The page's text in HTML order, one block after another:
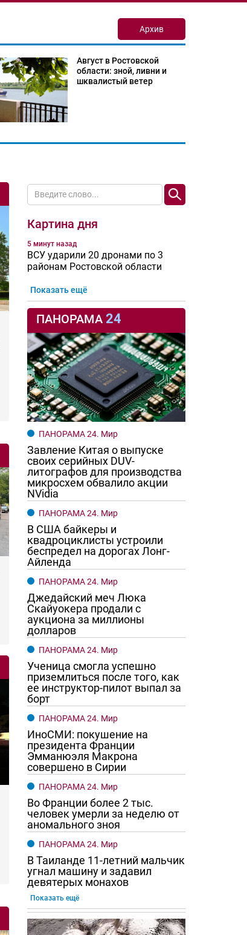
Архив
Август в Ростовской
области: зной, ливни и
шквалистый ветер
Картина дня
5 минут назад
ВСУ ударили 20 дронами по 3
районам Ростовской области
Показать ещё
ПАНОРАМА 24
ПАНОРАМА 24. Мир
Завление Китая о выпуске
своих серийных DUV-
литографов для производства
микросхем обвалило акции
NVidia
ПАНОРАМА 24. Мир
В США байкеры и
квадроциклисты устроили
беспредел на дорогах Лонг-
Айленда
ПАНОРАМА 24. Мир
Джедайский меч Люка
Скайуокера продали с
аукциона за миллионы
долларов
ПАНОРАМА 24. Мир
Ученица смогла успешно
приземлиться после того, как
ее инструктор-пилот выпал за
борт
ПАНОРАМА 24. Мир
ИноСМИ: покушение на
президента Франции
Эмманюэля Макрона
совершено в Сирии
ПАНОРАМА 24. Мир
Во Франции более 2 тыс.
человек умерли за неделю от
аномального зноя
ПАНОРАМА 24. Мир
В Таиланде 11-летний мальчик
угнал машину и задавил
девятерых монахов
Показать ещё